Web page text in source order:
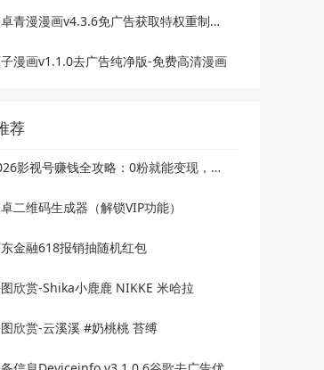
青漫漫画v4.3.6免广告获取特权重制修复版
漫画v1.1.0去广告纯净版-免费高清漫画
荐
影视号赚钱全攻略：0粉就能变现，轻松月入过万的秘诀都在这
二维码生成器（解锁VIP功能）
金融618报销抽随机红包
欣赏-Shika小鹿鹿 NIKKE 米哈拉
欣赏-云溪溪 #奶桃桃 苔缚